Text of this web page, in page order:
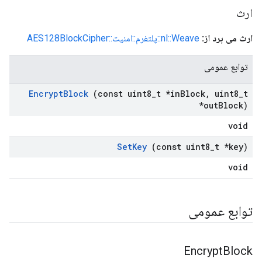
ارث
ارث می برد از: nl::Weave::پلتفرم::امنیت::AES128BlockCipher
توابع عمومی
EncryptBlock (const uint8 t *inBlock, uint8 t
*outBlock)
void
SetKey (const uint8 t *key)
void
توابع عمومی
EncryptBlock